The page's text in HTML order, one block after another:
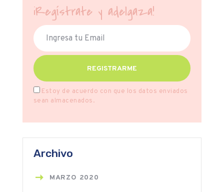
¡Regístrate y adelgaza!
Estoy de acuerdo con que los datos enviados
sean almacenados.
Archivo
MARZO 2020